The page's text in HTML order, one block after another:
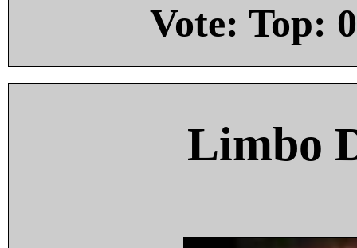
Vote: Top: 0
Limbo